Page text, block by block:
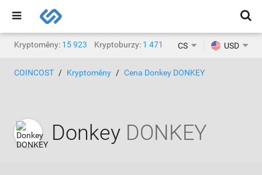
Kryptoměny: 15 923 Kryptoburzy: 1 471 CS USD
COINCOST Kryptoměny Cena Donkey DONKEY
Donkey DONKEY